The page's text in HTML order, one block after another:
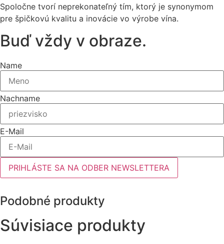
Spoločne tvorí neprekonateľný tím, ktorý je synonymom
pre špičkovú kvalitu a inovácie vo výrobe vína.
Buď vždy v obraze.
Name
Nachname
E-Mail
PRIHLÁSTE SA NA ODBER NEWSLETTERA
Podobné produkty
Súvisiace produkty